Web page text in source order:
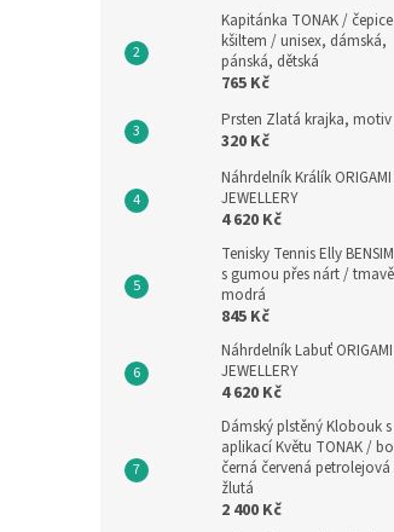
Kapitánka TONAK /
kšiltem / unisex, dámská,
pánská, dětská
765 Kč
Prsten Zlatá krajka, motiv
320 Kč
Náhrdelník Králík ORIGAMI
JEWELLERY
4 620 Kč
Tenisky Tennis Elly
s gumou přes nárt / tmavě
modrá
845 Kč
Náhrdelník Labuť ORIGAMI
JEWELLERY
4 620 Kč
Dámský plstěný Klobouk s
aplikací Květu TONAK /
černá červená petrolejová
žlutá
2 400 Kč